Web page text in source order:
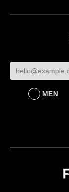
LIFESTYLE
MEN